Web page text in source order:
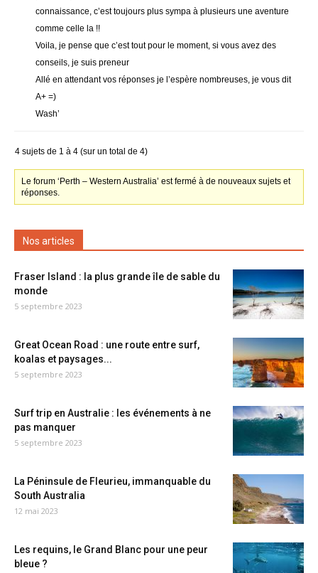
connaissance, c’est toujours plus sympa à plusieurs une aventure
comme celle la !!
Voila, je pense que c’est tout pour le moment, si vous avez des
conseils, je suis preneur
Allé en attendant vos réponses je l’espère nombreuses, je vous dit
A+ =)
Wash’
4 sujets de 1 à 4 (sur un total de 4)
Le forum ‘Perth – Western Australia’ est fermé à de nouveaux sujets et
réponses.
Nos articles
Fraser Island : la plus grande île de sable du
monde
5 septembre 2023
Great Ocean Road : une route entre surf,
koalas et paysages...
5 septembre 2023
Surf trip en Australie : les événements à ne
pas manquer
5 septembre 2023
La Péninsule de Fleurieu, immanquable du
South Australia
12 mai 2023
Les requins, le Grand Blanc pour une peur
bleue ?